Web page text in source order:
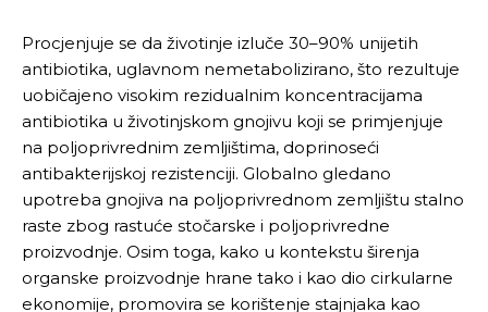
Procjenjuje se da životinje izluče 30–90% unijetih
antibiotika, uglavnom nemetabolizirano, što rezultuje
uobičajeno visokim rezidualnim koncentracijama
antibiotika u životinjskom gnojivu koji se primjenjuje
na poljoprivrednim zemljištima, doprinoseći
antibakterijskoj rezistenciji. Globalno gledano
upotreba gnojiva na poljoprivrednom zemljištu stalno
raste zbog rastuće stočarske i poljoprivredne
proizvodnje. Osim toga, kako u kontekstu širenja
organske proizvodnje hrane tako i kao dio cirkularne
ekonomije, promovira se korištenje stajnjaka kao